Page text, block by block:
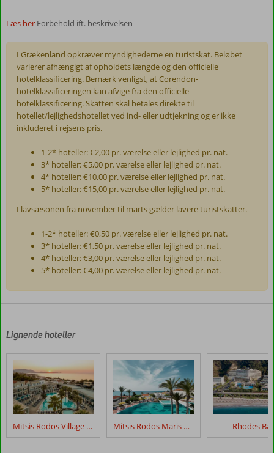
Læs her Forbehold ift. beskrivelsen
I Grækenland opkræver myndighederne en turistskat. Beløbet
varierer afhængigt af opholdets længde og den officielle
hotelklassificering. Bemærk venligst, at Corendon-
hotelklassificeringen kan afvige fra den officielle
hotelklassificering. Skatten skal betales direkte til
hotellet/lejlighedshotellet ved ind- eller udtjekning og er ikke
inkluderet i rejsens pris.
1-2* hoteller: €2,00 pr. værelse eller lejlighed pr. nat.
3* hoteller: €5,00 pr. værelse eller lejlighed pr. nat.
4* hoteller: €10,00 pr. værelse eller lejlighed pr. nat.
5* hoteller: €15,00 pr. værelse eller lejlighed pr. nat.
I lavsæsonen fra november til marts gælder lavere turistskatter.
1-2* hoteller: €0,50 pr. værelse eller lejlighed pr. nat.
3* hoteller: €1,50 pr. værelse eller lejlighed pr. nat.
4* hoteller: €3,00 pr. værelse eller lejlighed pr. nat.
5* hoteller: €4,00 pr. værelse eller lejlighed pr. nat.
af
kunder
efter
deres
ophold
på
Grand
Lignende hoteller
Mitsis Rodos Village Beach Hotel & Spa Mitsis Rodos Maris Resort & Spa Rhodes